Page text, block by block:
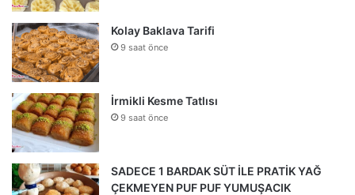
Kolay Baklava Tarifi
9 saat önce
İrmikli Kesme Tatlısı
9 saat önce
SADECE 1 BARDAK SÜT İLE PRATİK YAĞ
ÇEKMEYEN PUF PUF YUMUŞACIK